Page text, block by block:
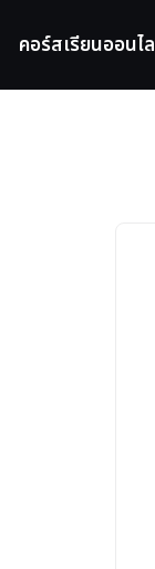
คอร์สเรียนออนไ